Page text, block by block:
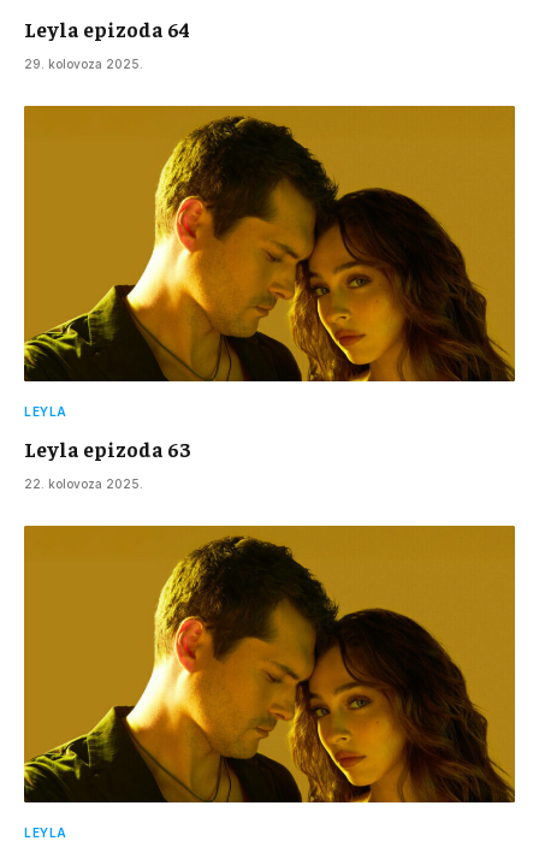
Leyla epizoda 64
29. kolovoza 2025.
LEYLA
Leyla epizoda 63
22. kolovoza 2025.
LEYLA